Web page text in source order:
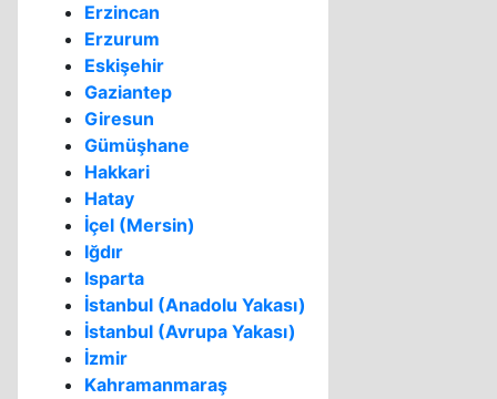
Erzincan
Erzurum
Eskişehir
Gaziantep
Giresun
Gümüşhane
Hakkari
Hatay
İçel (Mersin)
Iğdır
Isparta
İstanbul (Anadolu Yakası)
İstanbul (Avrupa Yakası)
İzmir
Kahramanmaraş